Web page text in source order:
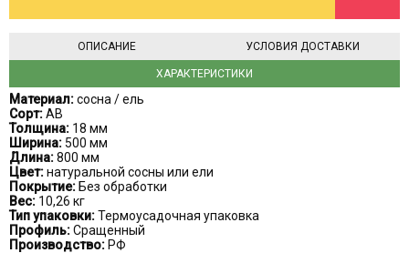
ХАРАКТЕРИСТИКИ
ОПИСАНИЕ УСЛОВИЯ ДОСТАВКИ
Материал:сосна / ель
Сорт:АВ
Толщина: 18 мм
Ширина: 500 мм
Длина:800 мм
Цвет:натуральной сосны или ели
Покрытие: Без обработки
Вес: 10,26 кг
Тип упаковки:Термоусадочная упаковка
Профиль:Сращенный
Производство: РФ